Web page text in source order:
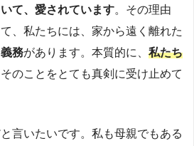
て、愛されています。その理由
、私たちには、家から遠く離れた
務があります。本質的に、 私たち
のことをとても真剣に受け止めて
言いたいです。私も母親でもある